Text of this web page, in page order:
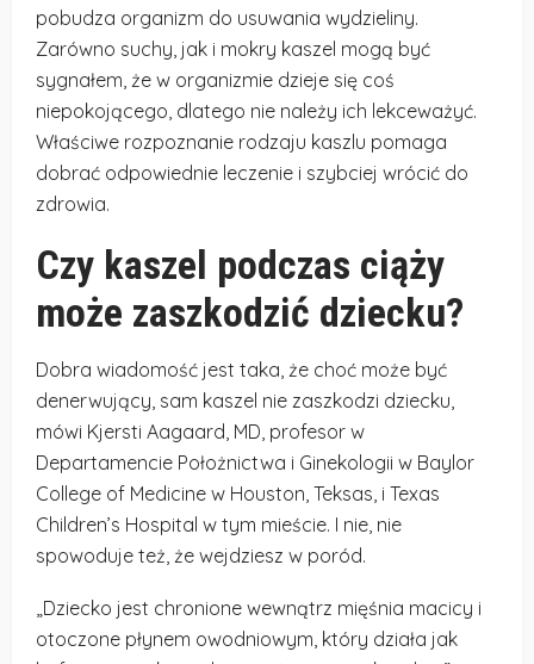
pobudza organizm do usuwania wydzieliny.
Zarówno suchy, jak i mokry kaszel mogą być
sygnałem, że w organizmie dzieje się coś
niepokojącego, dlatego nie należy ich lekceważyć.
Właściwe rozpoznanie rodzaju kaszlu pomaga
dobrać odpowiednie leczenie i szybciej wrócić do
zdrowia.
Czy kaszel podczas ciąży
może zaszkodzić dziecku?
Dobra wiadomość jest taka, że choć może być
denerwujący, sam kaszel nie zaszkodzi dziecku,
mówi Kjersti Aagaard, MD, profesor w
Departamencie Położnictwa i Ginekologii w Baylor
College of Medicine w Houston, Teksas, i Texas
Children’s Hospital w tym mieście. I nie, nie
spowoduje też, że wejdziesz w poród.
„Dziecko jest chronione wewnątrz mięśnia macicy i
otoczone płynem owodniowym, który działa jak